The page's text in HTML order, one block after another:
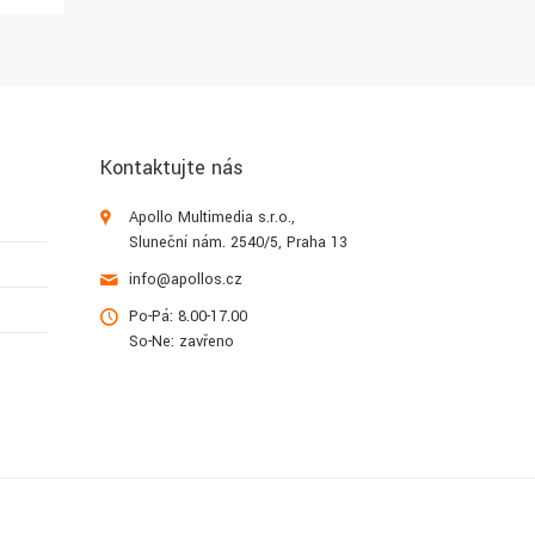
Kontaktujte nás
Apollo Multimedia s.r.o.,
Sluneční nám. 2540/5, Praha 13
info@apollos.cz
Po-Pá: 8.00-17.00
So-Ne: zavřeno